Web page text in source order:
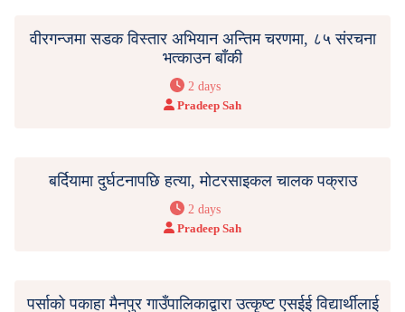
वीरगन्जमा सडक विस्तार अभियान अन्तिम चरणमा, ८५ संरचना
भत्काउन बाँकी
2 days
Pradeep Sah
बर्दियामा दुर्घटनापछि हत्या, मोटरसाइकल चालक पक्राउ
2 days
Pradeep Sah
पर्साको पकाहा मैनपुर गाउँपालिकाद्वारा उत्कृष्ट एसईई विद्यार्थीलाई